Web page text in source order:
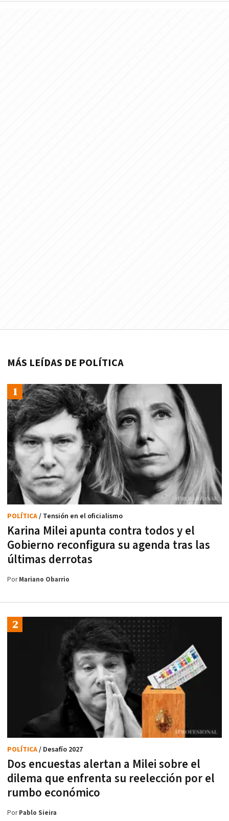
MÁS LEÍDAS DE POLÍTICA
Karina Milei apunta contra todos y el
Gobierno reconfigura su agenda tras las
últimas derrotas
POLÍTICA/ Tensión en el oficialismo
PorMariano Obarrio
Dos encuestas alertan a Milei sobre el
dilema que enfrenta su reelección por el
rumbo económico
POLÍTICA/ Desafío 2027
PorPablo Sieira